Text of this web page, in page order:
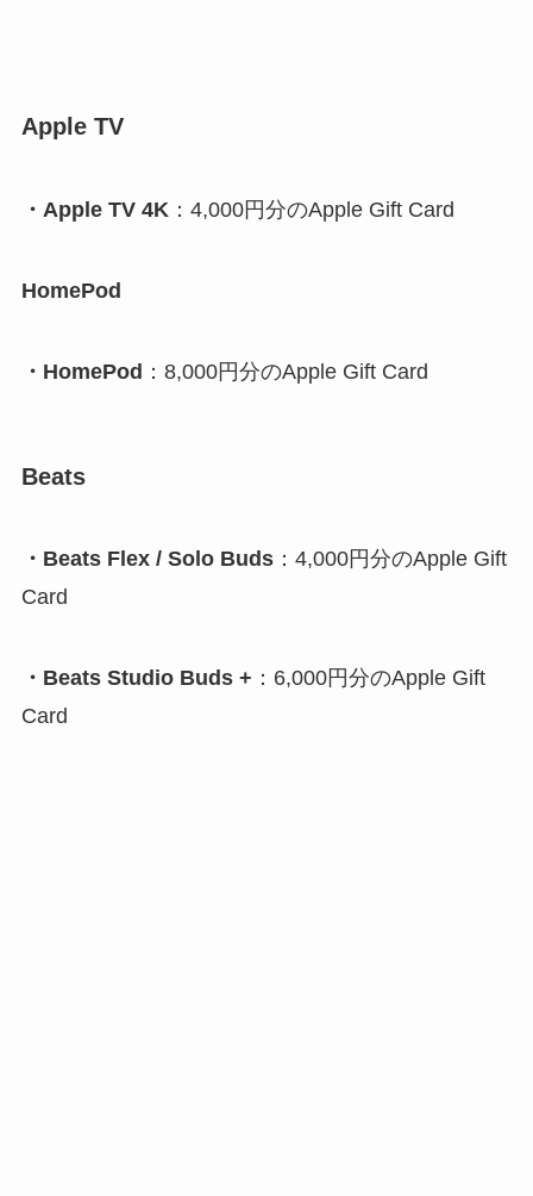
Apple TV
・Apple TV 4K ：4,000円分のApple Gift Card
HomePod
・HomePod ：8,000円分のApple Gift Card
Beats
・Beats Flex / Solo Buds：4,000円分のApple Gift
Card
・Beats Studio Buds + ：6,000円分のApple Gift
Card